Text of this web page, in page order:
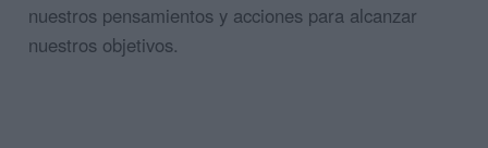
nuestros pensamientos y acciones para alcanzar
nuestros objetivos.